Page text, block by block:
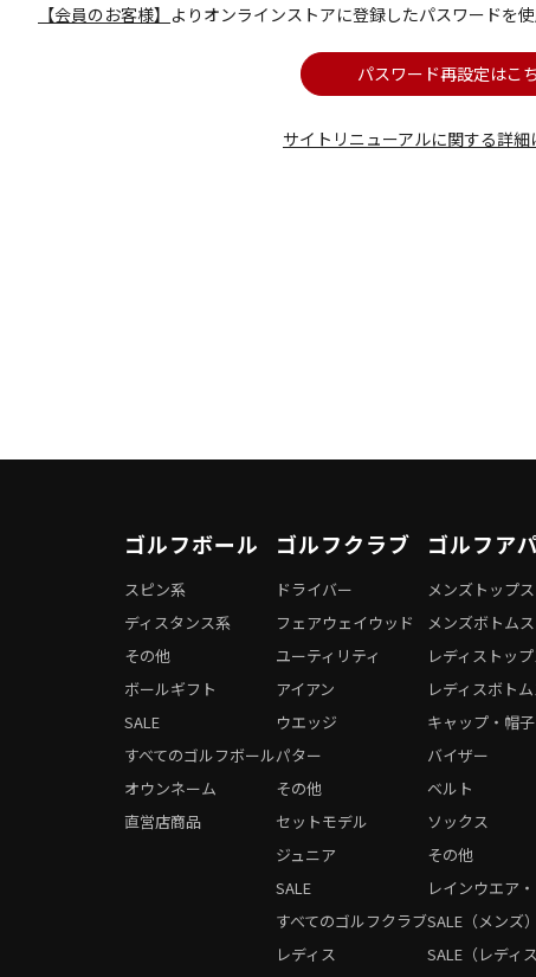
【会員のお客様】 よりオンラインストアに登録したパスワードを
パスワード再設定はこ
サイトリニューアルに関する詳
ゴルフボール
オウンネーム
直営店商品
スピン系
ディスタンス系
その他
ボールギフト
SALE
すべてのゴルフボール
ゴルフクラブ
レディス
ドライバー
フェアウェイウッド
ユーティリティ
アイアン
ウエッジ
パター
その他
セットモデル
ジュニア
SALE
すべてのゴルフクラブ
ゴルフア
メンズトップス
メンズボトムス
レディストップ
レディスボトム
キャップ・帽子
バイザー
ベルト
ソックス
その他
レインウエア
SALE（メンズ）
SALE（レディス